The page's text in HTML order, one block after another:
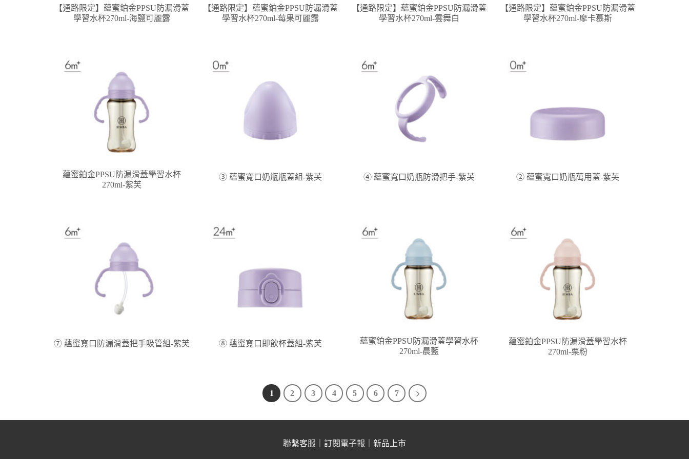
【通路限定】蘊蜜鉑金PPSU防漏滑蓋
學習水杯270ml-海鹽可麗露
【通路限定】蘊蜜鉑金PPSU防漏滑蓋
學習水杯270ml-莓果可麗露
【通路限定】蘊蜜鉑金PPSU防漏滑蓋
學習水杯270ml-雲舞白
【通路限定】蘊蜜鉑金PPSU防漏滑蓋
學習水杯270ml-摩卡慕斯
蘊蜜鉑金PPSU防漏滑蓋學習水杯
270ml-紫芙
③ 蘊蜜寬口奶瓶瓶蓋組-紫芙 ④ 蘊蜜寬口奶瓶防滑把手-紫芙 ② 蘊蜜寬口奶瓶萬用蓋-紫芙
⑦ 蘊蜜寬口防漏滑蓋把手吸管組-紫芙 ⑧ 蘊蜜寬口即飲杯蓋組-紫芙
蘊蜜鉑金PPSU防漏滑蓋學習水杯
270ml-晨藍
蘊蜜鉑金PPSU防漏滑蓋學習水杯
270ml-栗粉
1 2 3 4 5 6 7
聯繫客服 訂閱電子報 新品上市